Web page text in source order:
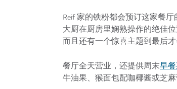
Reif 家的铁粉都会预订这家餐
大厨在厨房里娴熟操作的绝佳
而且还有一个惊喜主题到最后才
餐厅全天营业，还提供周末早
牛油果、猴面包配咖椰酱或芝麻